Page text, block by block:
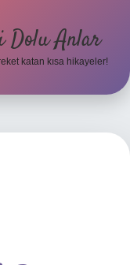
Dolu Anlar
katan kısa hikayeler!